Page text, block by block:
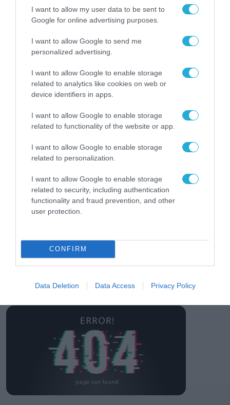
I want to allow my user data to be sent to
Google for online advertising purposes.
I want to allow Google to send me
personalized advertising.
I want to allow Google to enable storage
related to analytics like cookies on web or
device identifiers in apps.
I want to allow Google to enable storage
related to functionality of the website or app.
I want to allow Google to enable storage
related to personalization.
I want to allow Google to enable storage
related to security, including authentication
functionality and fraud prevention, and other
user protection.
CONFIRM
Data Deletion Data Access Privacy Policy
Gaming Police”
ενισχύει την ασφάλεια
των παιδιών στο
διαδίκτυο
31.07.2026
ΑΑΔΕ: Διευκρινίσεις
για τα πρόστιμα σε
αφορούν τους ΦΗΜ
Τεχνητή Νοημοσύνη
δεν είναι απλώς μια
μια νέα βιομηχανική
επανάσταση»
Νέος οδηγός του ΕΚΤ
των ελληνικών
επιχειρήσεων στον
χώρο της άμυνας
καλοκαιριού έχει την
υπογραφή της Xiaomi
ΟΛΗ Η ΡΟΗ ΕΙΔΗΣΕΩΝ